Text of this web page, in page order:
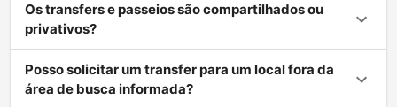
Os transfers e passeios são compartilhados ou
privativos?
Posso solicitar um transfer para um local fora da
área de busca informada?